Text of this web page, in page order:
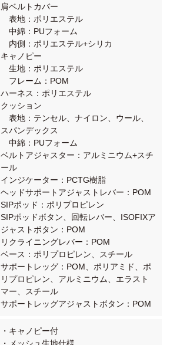
肩ベルトカバー
表地：ポリエステル
中綿：PUフォーム
内側：ポリエステル+シリカ
キャノピー
生地：ポリエステル
フレーム：POM
ハーネス：ポリエステル
クッション
表地：テンセル、ナイロン、ウール、
スパンデックス
中綿：PUフォーム
ベルトアジャスター：アルミニウム+スチ
ール
インジケーター：PCTG樹脂
ヘッドサポートアジャストレバー：POM
SIPポッド：ポリプロピレン
SIPポッドボタン、回転レバー、ISOFIXア
ジャストボタン：POM
リクライニングレバー：POM
ベース：ポリプロピレン、スチール
サポートレッグ：POM、ポリアミド、ポ
リプロピレン、アルミニウム、エラスト
マー、スチール
サポートレッグアジャストボタン：POM
・キャノピー付